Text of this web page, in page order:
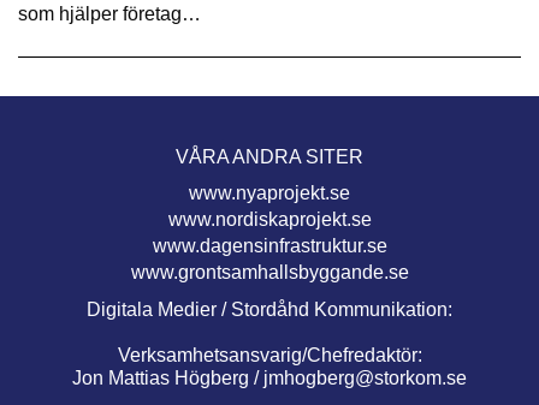
som hjälper företag…
VÅRA ANDRA SITER
www.nyaprojekt.se
www.nordiskaprojekt.se
www.dagensinfrastruktur.se
www.grontsamhallsbyggande.se
Digitala Medier / Stordåhd Kommunikation:
Verksamhetsansvarig/Chefredaktör:
Jon Mattias Högberg / jmhogberg@storkom.se